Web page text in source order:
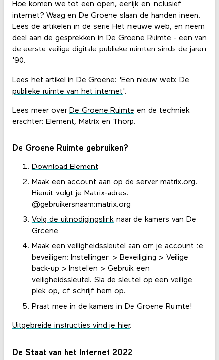
Hoe komen we tot een open, eerlijk en inclusief
internet? Waag en De Groene slaan de handen ineen.
Lees de artikelen in de serie Het nieuwe web, en neem
deel aan de gesprekken in De Groene Ruimte - een van
de eerste veilige digitale publieke ruimten sinds de jaren
'90.
Lees het artikel in De Groene: 'Een nieuw web: De
publieke ruimte van het internet'.
Lees meer over De Groene Ruimte en de techniek
erachter: Element, Matrix en Thorp.
De Groene Ruimte gebruiken?
Download Element
Maak een account aan op de server matrix.org.
Hieruit volgt je Matrix-adres:
@gebruikersnaam:matrix.org
Volg de uitnodigingslinknaar de kamers van De
Groene
Maak een veiligheidssleutel aan om je account te
beveiligen: Instellingen > Beveiliging > Veilige
back-up > Instellen > Gebruik een
veiligheidssleutel. Sla de sleutel op een veilige
plek op, of schrijf hem op.
Praat mee in de kamers in De Groene Ruimte!
Uitgebreide instructies vind je hier.
De Staat van het Internet 2022